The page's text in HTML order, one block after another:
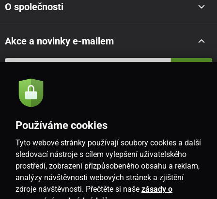
O společnosti
Akce a novinky e-mailem
Souhlasím se
CZ
Používáme cookies
Tyto webové stránky používají soubory cookies a další
sledovací nástroje s cílem vylepšení uživatelského
prostředí, zobrazení přizpůsobeného obsahu a reklam,
analýzy návštěvnosti webových stránek a zjištění
zdroje návštěvnosti. Přečtěte si naše zásady o